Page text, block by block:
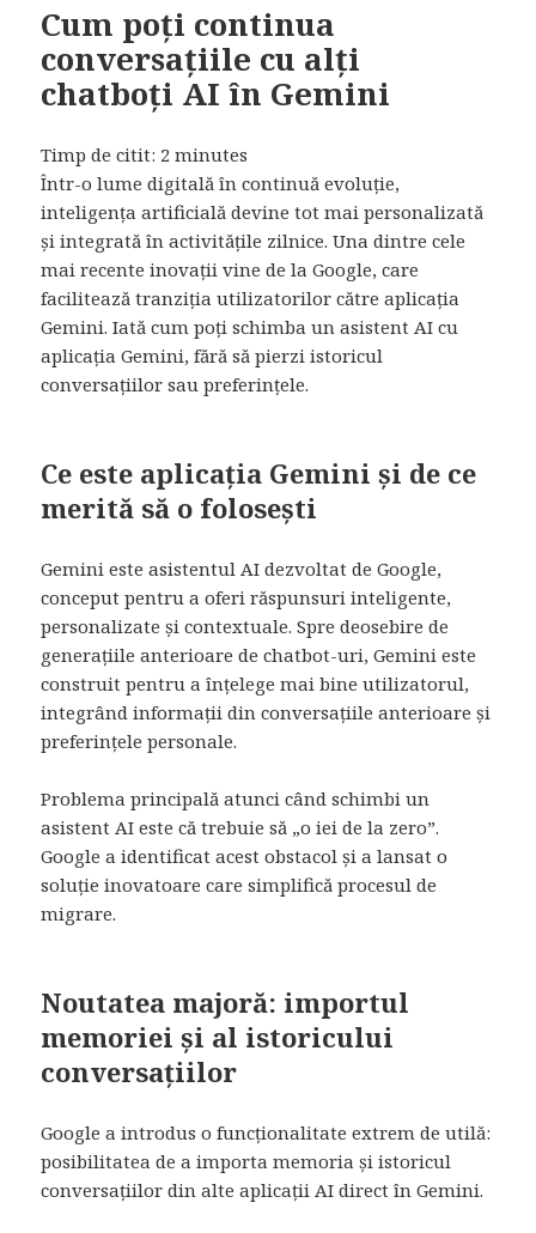
Cum poți continua
conversațiile cu alți
chatboți AI în Gemini
Timp de citit: 2 minutes
Într-o lume digitală în continuă evoluție,
inteligența artificială devine tot mai personalizată
și integrată în activitățile zilnice. Una dintre cele
mai recente inovații vine de la Google, care
facilitează tranziția utilizatorilor către aplicația
Gemini. Iată cum poți schimba un asistent AI cu
aplicația Gemini, fără să pierzi istoricul
conversațiilor sau preferințele.
Ce este aplicația Gemini și de ce
merită să o folosești
Gemini este asistentul AI dezvoltat de Google,
conceput pentru a oferi răspunsuri inteligente,
personalizate și contextuale. Spre deosebire de
generațiile anterioare de chatbot-uri, Gemini este
construit pentru a înțelege mai bine utilizatorul,
integrând informații din conversațiile anterioare și
preferințele personale.
Problema principală atunci când schimbi un
asistent AI este că trebuie să „o iei de la zero”.
Google a identificat acest obstacol și a lansat o
soluție inovatoare care simplifică procesul de
migrare.
Noutatea majoră: importul
memoriei și al istoricului
conversațiilor
Google a introdus o funcționalitate extrem de utilă:
posibilitatea de a importa memoria și istoricul
conversațiilor din alte aplicații AI direct în Gemini.